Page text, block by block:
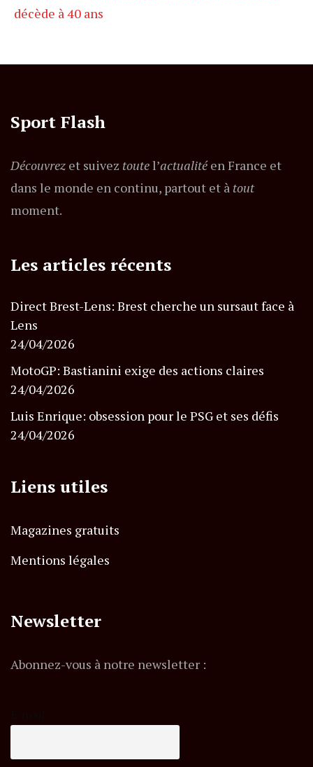
décède à 40 ans
Sport Flash
Découvrez et suivez toutel’actualitéen France et
dans le monde en continu, partout et à tout
moment.
Les articles récents
Direct Brest-Lens: Brest cherche un sursaut face à
Lens
24/04/2026
MotoGP: Bastianini exige des actions claires
24/04/2026
Luis Enrique: obsession pour le PSG et ses défis
24/04/2026
Liens utiles
Magazines gratuits
Mentions légales
Newsletter
Abonnez-vous à notre newsletter :